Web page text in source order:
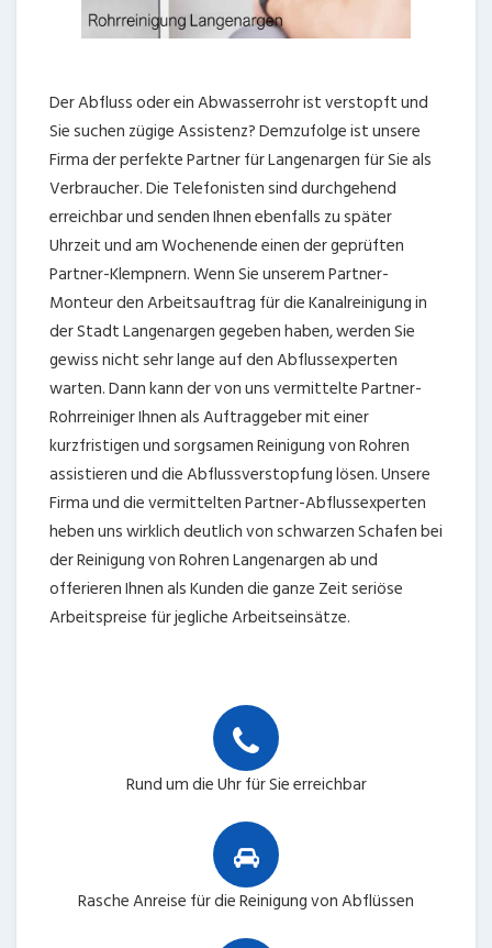
Der Abfluss oder ein Abwasserrohr ist verstopft und
Sie suchen zügige Assistenz? Demzufolge ist unsere
Firma der perfekte Partner für Langenargen für Sie als
Verbraucher. Die Telefonisten sind durchgehend
erreichbar und senden Ihnen ebenfalls zu später
Uhrzeit und am Wochenende einen der geprüften
Partner-Klempnern. Wenn Sie unserem Partner-
Monteur den Arbeitsauftrag für die Kanalreinigung in
der Stadt Langenargen gegeben haben, werden Sie
gewiss nicht sehr lange auf den Abflussexperten
warten. Dann kann der von uns vermittelte Partner-
Rohrreiniger Ihnen als Auftraggeber mit einer
kurzfristigen und sorgsamen Reinigung von Rohren
assistieren und die Abflussverstopfung lösen. Unsere
Firma und die vermittelten Partner-Abflussexperten
heben uns wirklich deutlich von schwarzen Schafen bei
der Reinigung von Rohren Langenargen ab und
offerieren Ihnen als Kunden die ganze Zeit seriöse
Arbeitspreise für jegliche Arbeitseinsätze.
Rund um die Uhr für Sie erreichbar
Rasche Anreise für die Reinigung von Abflüssen